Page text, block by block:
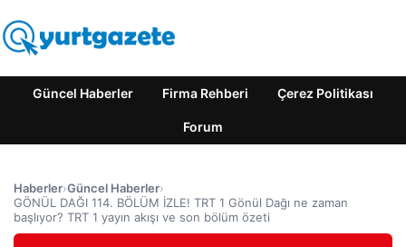
Güncel Haberler Firma Rehberi Çerez Politikası
Forum
Haberler›Güncel Haberler›
GÖNÜL DAĞI 114. BÖLÜM İZLE! TRT 1 Gönül Dağı ne zaman
başlıyor? TRT 1 yayın akışı ve son bölüm özeti